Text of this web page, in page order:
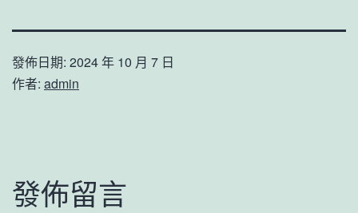
發佈日期: 2024 年 10 月 7 日
作者: admin
發佈留言